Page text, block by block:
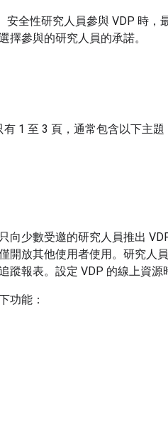
全性研究人員參與 VDP 時，
擇參與的研究人員的承諾。
1 至 3 頁，通常包含以下主題
向少數受邀的研究人員推出
開放其他使用者使用。研究人
報表。設定 VDP 的線上資源
功能：